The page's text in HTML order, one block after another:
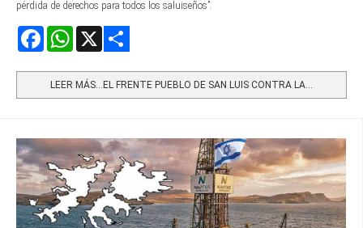
pérdida de derechos para todos los saluiseños”.
FacebookWhatsApp
LEER MÁS…EL FRENTE PUEBLO DE SAN LUIS CONTRA LA...